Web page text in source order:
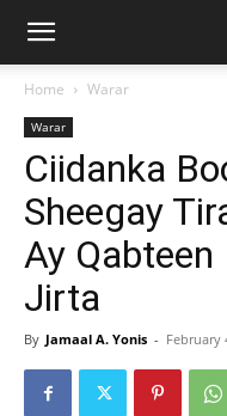
Home Warar
Warar
Ciidanka
Sheegay
Ay Qabteen
Jirta
By Jamaal A. Yonis - February